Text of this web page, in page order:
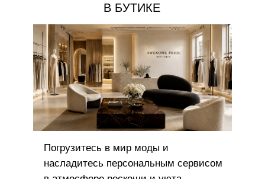
В БУТИКЕ
Погрузитесь в мир моды и
насладитесь персональным сервисом